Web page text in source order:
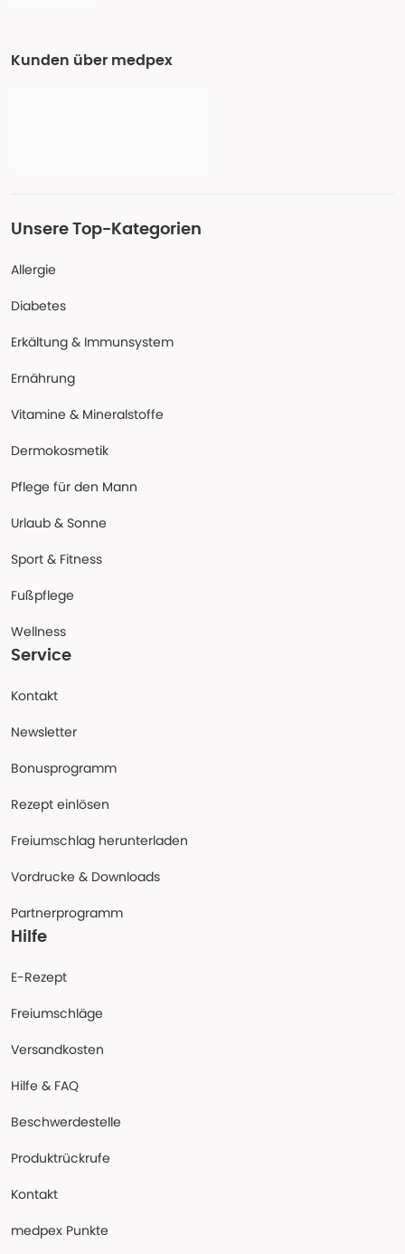
Kunden über medpex
Unsere Top-Kategorien
Allergie
Diabetes
Erkältung & Immunsystem
Ernährung
Vitamine & Mineralstoffe
Dermokosmetik
Pflege für den Mann
Urlaub & Sonne
Sport & Fitness
Fußpflege
Wellness
Service
Kontakt
Newsletter
Bonusprogramm
Rezept einlösen
Freiumschlag herunterladen
Vordrucke & Downloads
Partnerprogramm
Hilfe
E-Rezept
Freiumschläge
Versandkosten
Hilfe & FAQ
Beschwerdestelle
Produktrückrufe
Kontakt
medpex Punkte